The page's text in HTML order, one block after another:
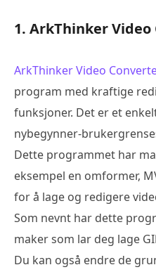
1. ArkThinker
ArkThinker Video
program med kraftige
funksjoner. Det er et
nybegynner-
Dette programmet har
eksempel en omformer,
for å lage og redigere
Som nevnt har dette
maker som lar deg lage
Du kan også endre de